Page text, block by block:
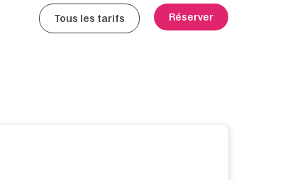
Tous les tarifs Réserver